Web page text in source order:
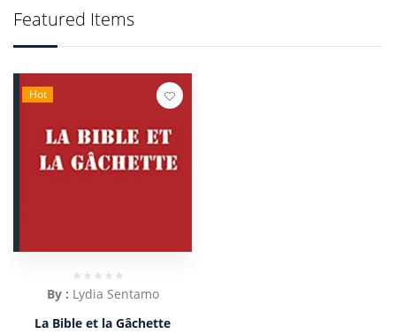
Featured Items
Hot
By : Lydia Sentamo
La Bible et la Gâchette